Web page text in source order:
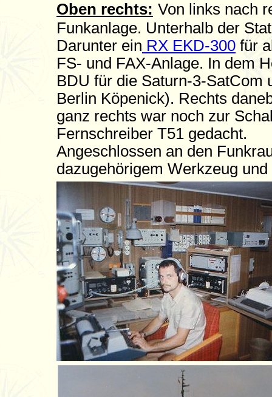
Oben rechts: Von links nach
Funkanlage. Unterhalb der
Darunter ein RX EKD-300 für
FS- und FAX-Anlage. In dem
BDU für die Saturn-3-SatCom
Berlin Köpenick). Rechts
ganz rechts war noch zur
Fernschreiber T51 gedacht.
Angeschlossen an den
dazugehörigem Werkzeug